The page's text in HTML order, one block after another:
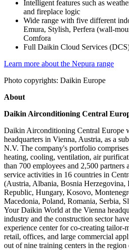
Intelligent features such as
and fireplace logic
Wide range with five different
Emura, Stylish, Perfera (wall-
Comfora
Full Daikin Cloud Services
Learn more about the Nepura range
Photo copyrights: Daikin Europe
About
Daikin Airconditioning Central
Daikin Airconditioning Central Europe
headquarters in Vienna, Austria, as a
N.V. The company's portfolio
heating, cooling, ventilation, air
than 700 employees and 2,500 partners
service activities in 16 countries in
(Austria, Albania, Bosnia Herzegovina,
Republic, Hungary, Kosovo,
Macedonia, Poland, Romania, Serbia,
Your Daikin World at the Vienna
industry and the construction sector
experience center for co-creating tailor-
retail, offices, and large commercial
out of nine training centers in the